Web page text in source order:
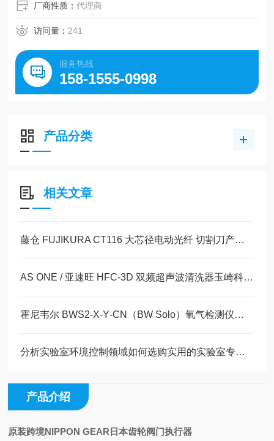
厂商性质：代理商
访问量： 241
服务热线
158-1555-0998
产品分类
相关文章
藤仓 FUJIKURA CT116 大芯径电动光纤 切割刀产品详情玉崎科学仪器原装供应
AS ONE / 亚速旺 HFC-3D 双频超声波清洗器玉崎科学仪器原装现货
霍尼韦尔 BWS2‑X‑Y‑CN（BW Solo）氧气检测仪详情介绍玉科原装现货
分析实验室环境控制领域如何选购实用的实验室专用冷柜
产品介绍
原装跨境NIPPON GEAR日本齿轮阀门执行器